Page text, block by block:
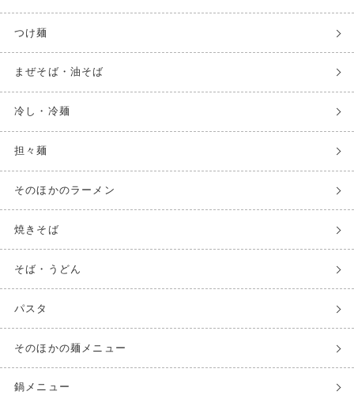
つけ麺
まぜそば・油そば
冷し・冷麺
担々麺
そのほかのラーメン
焼きそば
そば・うどん
パスタ
そのほかの麺メニュー
鍋メニュー